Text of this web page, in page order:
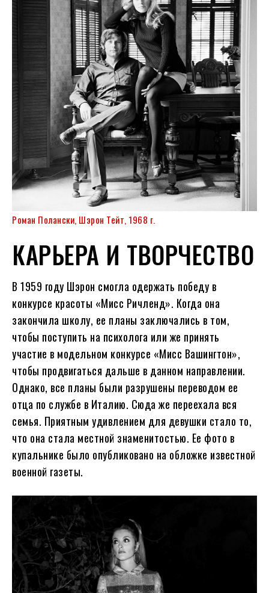
Роман Полански, Шэрон Тейт, 1968 г.
КАРЬЕРА И ТВОРЧЕСТВО
В 1959 году Шэрон смогла одержать победу в
конкурсе красоты «Мисс Ричленд». Когда она
закончила школу, ее планы заключались в том,
чтобы поступить на психолога или же принять
участие в модельном конкурсе «Мисс Вашингтон»,
чтобы продвигаться дальше в данном направлении.
Однако, все планы были разрушены переводом ее
отца по службе в Италию. Сюда же переехала вся
семья. Приятным удивлением для девушки стало то,
что она стала местной знаменитостью. Ее фото в
купальнике было опубликовано на обложке известной
военной газеты.